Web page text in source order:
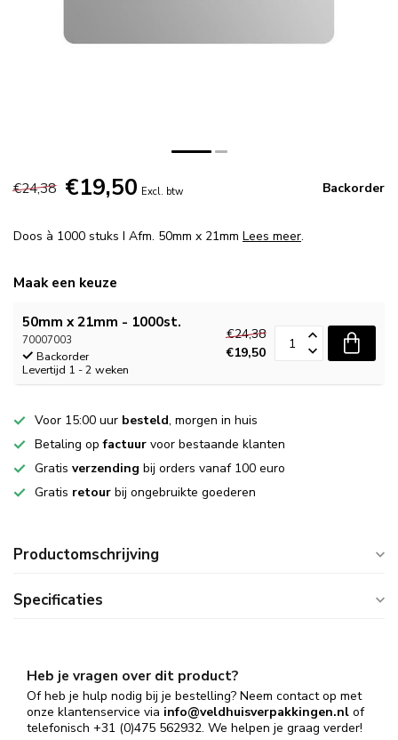
€24,38 €19,50 Excl. btw Backorder
Doos à 1000 stuks I Afm. 50mm x 21mm Lees meer.
Maak een keuze
50mm x 21mm - 1000st.
70007003
Backorder
Levertijd 1 - 2 weken
€24,38
€19,50
Voor 15:00 uur besteld, morgen in huis
Betaling opfactuur voor bestaande klanten
Gratis verzending bij orders vanaf 100 euro
Gratis retour bij ongebruikte goederen
Productomschrijving
Specificaties
Heb je vragen over dit product?
Of heb je hulp nodig bij je bestelling? Neem contact op met
onze klantenservice via info@veldhuisverpakkingen.nl of
telefonisch +31 (0)475 562932. We helpen je graag verder!